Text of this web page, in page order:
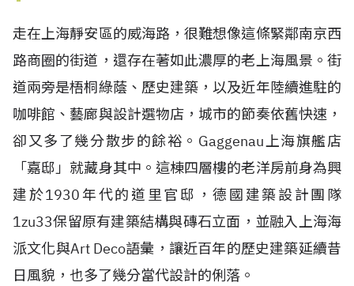
走在上海靜安區的威海路，很難想像這條緊鄰南京西
路商圈的街道，還存在著如此濃厚的老上海風景。街
道兩旁是梧桐綠蔭、歷史建築，以及近年陸續進駐的
咖啡館、藝廊與設計選物店，城市的節奏依舊快速，
卻又多了幾分散步的餘裕。Gaggenau上海旗艦店
「嘉邸」就藏身其中。這棟四層樓的老洋房前身為興
建於1930年代的道里官邸，德國建築設計團隊
1zu33保留原有建築結構與磚石立面，並融入上海海
派文化與Art Deco語彙，讓近百年的歷史建築延續昔
日風貌，也多了幾分當代設計的俐落。